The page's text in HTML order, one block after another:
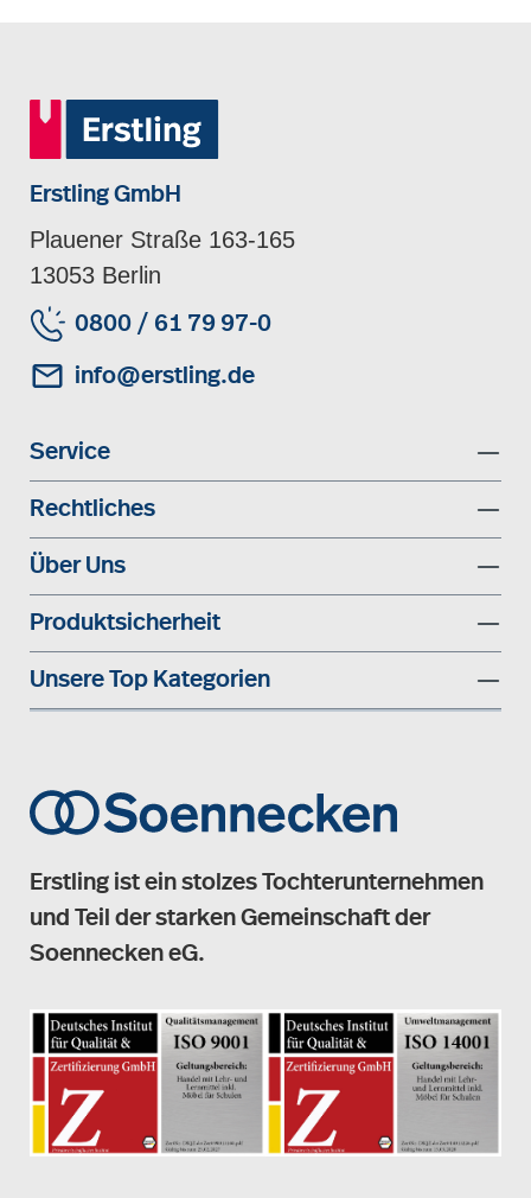
Erstling GmbH
Plauener Straße 163-165
13053 Berlin
0800 / 61 79 97-0
info@erstling.de
Service
Rechtliches
Über Uns
Produktsicherheit
Unsere Top Kategorien
Erstling ist ein stolzes Tochterunternehmen
und Teil der starken Gemeinschaft der
Soennecken eG.